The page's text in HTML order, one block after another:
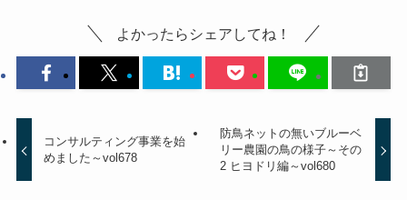
よかったらシェアしてね！
コンサルティング事業を始
めました～vol678
防鳥ネットの無いブルーベ
リー農園の鳥の様子～その
2 ヒヨドリ編～vol680